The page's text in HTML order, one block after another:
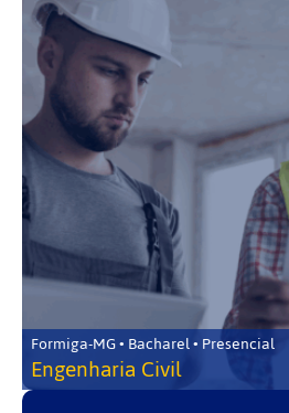
Formiga-MG • Bacharel • Presencial
Engenharia Civil